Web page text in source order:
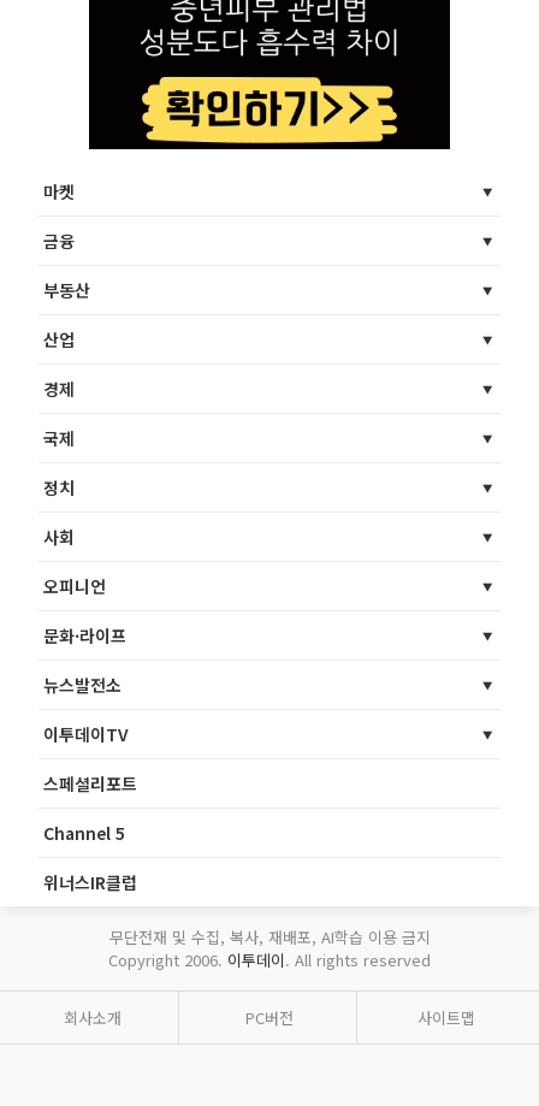
마켓
금융
부동산
산업
경제
국제
정치
사회
오피니언
문화·라이프
뉴스발전소
이투데이TV
스페셜리포트
Channel 5
위너스IR클럽
무단전재 및 수집, 복사, 재배포, AI학습 이용 금지
Copyright 2006. 이투데이. All rights reserved
회사소개 PC버전 사이트맵